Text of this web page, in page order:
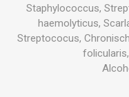
Staphylococcus,
haemolyticus,
Streptococus,